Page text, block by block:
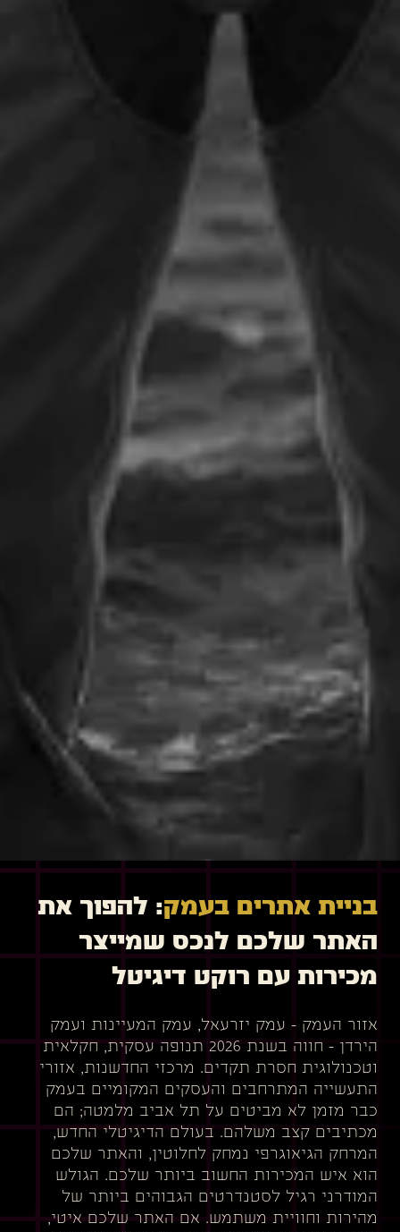
בניית אתרים בעמק: להפוך את
האתר שלכם לנכס שמייצר
מכירות עם רוקט דיגיטל
אזור העמק – עמק יזרעאל, עמק המעיינות ועמק
הירדן – חווה בשנת 2026 תנופה עסקית, חקלאית
וטכנולוגית חסרת תקדים. מרכזי החדשנות, אזורי
התעשייה המתרחבים והעסקים המקומיים בעמק
כבר מזמן לא מביטים על תל אביב מלמטה; הם
מכתיבים קצב משלהם. בעולם הדיגיטלי החדש,
המרחק הגיאוגרפי נמחק לחלוטין, והאתר שלכם
הוא איש המכירות החשוב ביותר שלכם. הגולש
המודרני רגיל לסטנדרטים הגבוהים ביותר של
מהירות וחוויית משתמש. אם האתר שלכם איטי,